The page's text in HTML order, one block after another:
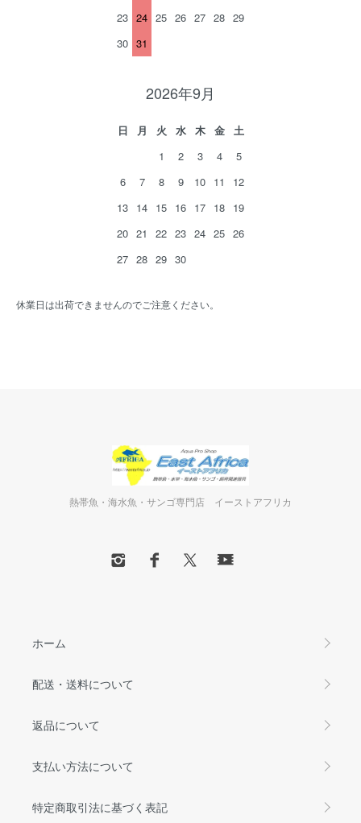
23 24 25 26 27 28 29
30 31
2026年9月
日 月 火 水 木 金
土
1
2 3 4
5
6
7 8 9 10 11
12
13 14 15 16 17 18 19
20 21 22 23 24 25 26
27 28 29 30
休業日は出荷できませんのでご注意ください。
熱帯魚・海水魚・サンゴ専門店 イーストアフリカ
ホーム
配送・送料について
返品について
支払い方法について
特定商取引法に基づく表記